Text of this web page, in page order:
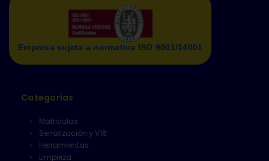
Empresa sujeta a normativa ISO 9001/14001
Categorías
Matriculas
Senalización y V16
Herramientas
Limpieza